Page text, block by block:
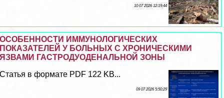
10 07 2026 12:19:44
ОСОБЕННОСТИ ИММУНОЛОГИЧЕСКИХ
ПОКАЗАТЕЛЕЙ У БОЛЬНЫХ С ХРОНИЧЕСКИМИ
ЯЗВАМИ ГАСТРОДУОДЕНАЛЬНОЙ ЗОНЫ
Статья в формате PDF 122 KB...
09 07 2026 5:50:29